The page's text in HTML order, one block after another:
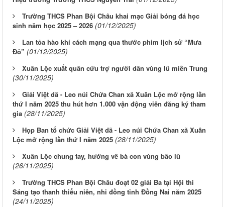
Trường THCS Phan Bội Châu khai mạc Giải bóng đá học
sinh năm học 2025 – 2026 (01/12/2025)
Lan tỏa hào khí cách mạng qua thước phim lịch sử “Mưa
Đỏ” (01/12/2025)
Xuân Lộc xuất quân cứu trợ người dân vùng lũ miền Trung
(30/11/2025)
Giải Việt dã - Leo núi Chứa Chan xã Xuân Lộc mở rộng lần
thứ I năm 2025 thu hút hơn 1.000 vận động viên đăng ký tham
gia (28/11/2025)
Họp Ban tổ chức Giải Việt dã - Leo núi Chứa Chan xã Xuân
Lộc mở rộng lần thứ I năm 2025 (28/11/2025)
Xuân Lộc chung tay, hướng về bà con vùng bão lũ
(26/11/2025)
Trường THCS Phan Bội Châu đoạt 02 giải Ba tại Hội thi
Sáng tạo thanh thiếu niên, nhi đồng tỉnh Đồng Nai năm 2025
(24/11/2025)